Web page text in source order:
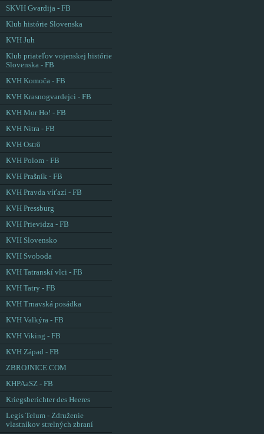
SKVH Gvardija - FB
Klub histórie Slovenska
KVH Juh
Klub priateľov vojenskej histórie
Slovenska - FB
KVH Komoča - FB
KVH Krasnogvardejci - FB
KVH Mor Ho! - FB
KVH Nitra - FB
KVH Ostrô
KVH Polom - FB
KVH Prašník - FB
KVH Pravda víťazí - FB
KVH Pressburg
KVH Prievidza - FB
KVH Slovensko
KVH Svoboda
KVH Tatranskí vlci - FB
KVH Tatry - FB
KVH Trnavská posádka
KVH Valkýra - FB
KVH Viking - FB
KVH Západ - FB
ZBROJNICE.COM
KHPAaSZ - FB
Kriegsberichter des Heeres
Legis Telum - Združenie
vlastníkov strelných zbraní